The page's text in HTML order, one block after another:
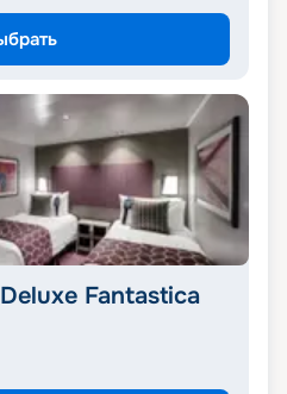
Fantastica